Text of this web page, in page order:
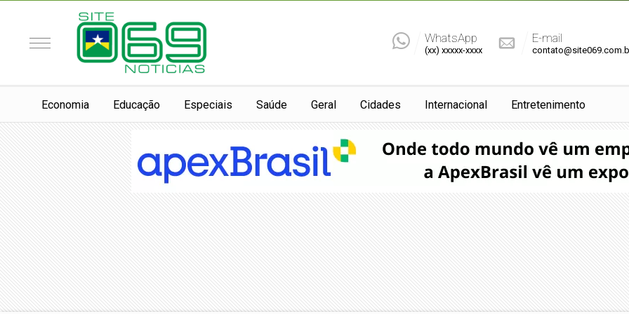
E-mail
WhatsApp
(xx) xxxxx-xxxx
Economia Educação Especiais Saúde Geral Cidades Internacional Entretenimento